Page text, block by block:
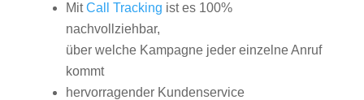
MitCall Tracking ist es 100%
nachvollziehbar,
über welche Kampagne jeder einzelne Anruf
kommt
hervorragender Kundenservice